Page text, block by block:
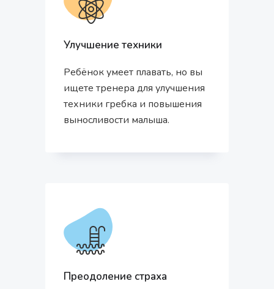
Улучшение техники
Ребёнок умеет плавать, но вы
ищете тренера для улучшения
техники гребка и повышения
выносливости малыша.
Преодоление страха